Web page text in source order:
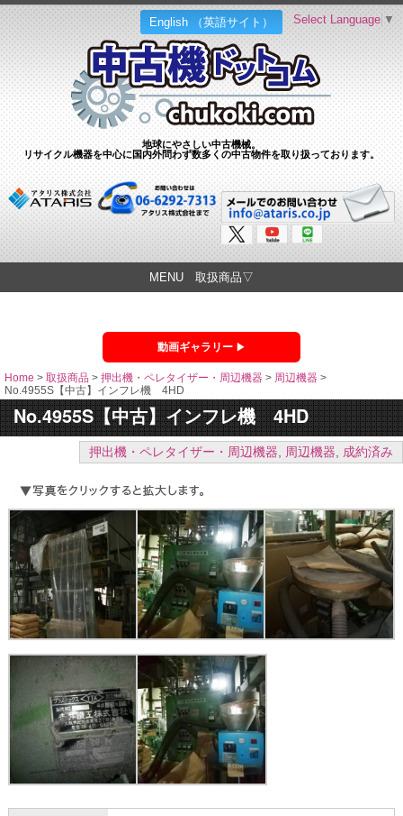
English （英語サイト）
地球にやさしい中古機械。
リサイクル機器を中心に国内外問わず数多くの中古物件を取り扱っております。
Select Language ▼
MENU 取扱商品▽
動画ギャラリー
Home > 取扱商品 > 押出機・ペレタイザー・周辺機器 > 周辺機器 >
No.4955S【中古】インフレ機 4HD
No.4955S【中古】インフレ機 4HD
押出機・ペレタイザー・周辺機器, 周辺機器, 成約済み